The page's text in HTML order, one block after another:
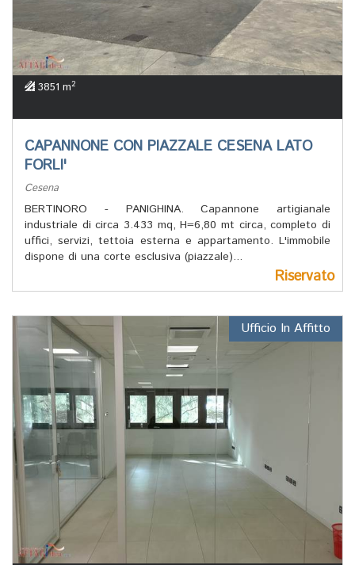
3851 m2
CAPANNONE CON PIAZZALE CESENA LATO
FORLI'
Cesena
BERTINORO - PANIGHINA. Capannone artigianale
industriale di circa 3.433 mq, H=6,80 mt circa, completo di
uffici, servizi, tettoia esterna e appartamento. L'immobile
dispone di una corte esclusiva (piazzale)...
Riservato
Ufficio In Affitto